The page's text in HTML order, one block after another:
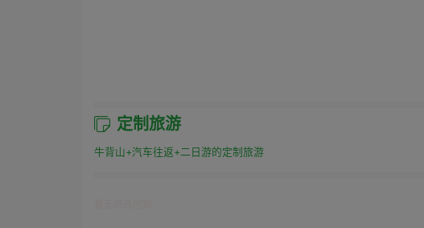
定制旅游
牛背山+汽车往返+二日游的定制旅游